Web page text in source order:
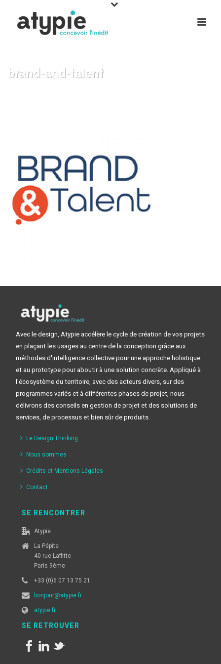
brand-and-talent
Avec le design, Atypie accélère le cycle de création de vos projets
en plaçant les usages au centre de la conception grâce aux
méthodes d'intelligence collective pour une approche holistique
et au prototype pour aboutir à une solution concrète. Appliqué à
l'écosystème du territoire, avec des acteurs divers, sur des
programmes variés et à différentes phases de projet, nous
délivrons des conseils en gestion de projet et des solutions de
services, de processus et bien sûr de produits.
Le Design Thinking
Nous sommes
Crédits et Mentions Légales
Contact
SE RENCONTRER
Atypie
La Pépite
40 rue Laffitte
Paris 9ème
+33 (0)6 07 13 75 21
bonjour@atypie.fr
atypie.fr
SE RETROUVER